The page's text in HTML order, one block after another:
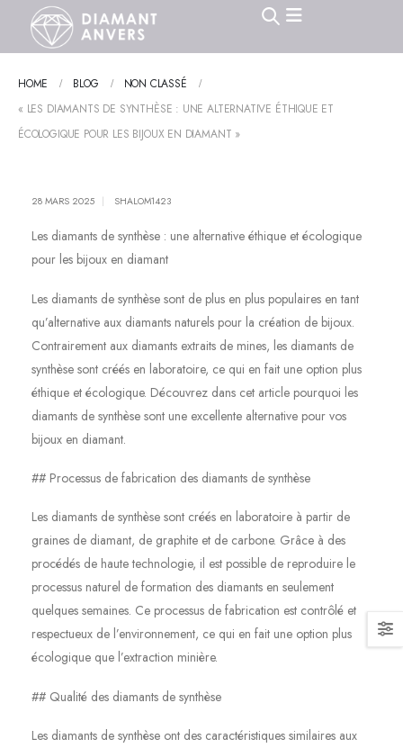
HOME BLOG
NON CLASSÉ
« LES DIAMANTS DE SYNTHÈSE : UNE ALTERNATIVE ÉTHIQUE ET
ÉCOLOGIQUE POUR LES BIJOUX EN DIAMANT »
28 MARS 2025 SHALOM1423
Les diamants de synthèse : une alternative éthique et écologique
pour les bijoux en diamant
Les diamants de synthèse sont de plus en plus populaires en tant
qu’alternative aux diamants naturels pour la création de bijoux.
Contrairement aux diamants extraits de mines, les diamants de
synthèse sont créés en laboratoire, ce qui en fait une option plus
éthique et écologique. Découvrez dans cet article pourquoi les
diamants de synthèse sont une excellente alternative pour vos
bijoux en diamant.
## Processus de fabrication des diamants de synthèse
Les diamants de synthèse sont créés en laboratoire à partir de
graines de diamant, de graphite et de carbone. Grâce à des
procédés de haute technologie, il est possible de reproduire le
processus naturel de formation des diamants en seulement
quelques semaines. Ce processus de fabrication est contrôlé et
respectueux de l’environnement, ce qui en fait une option plus
écologique que l’extraction minière.
## Qualité des diamants de synthèse
Les diamants de synthèse ont des caractéristiques similaires aux